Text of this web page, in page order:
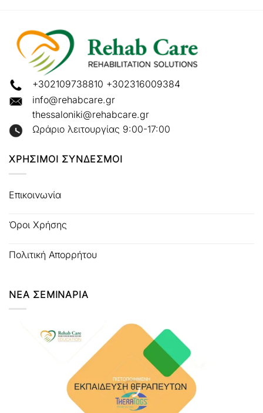
+302109738810 +302316009384
info@rehabcare.gr
thessaloniki@rehabcare.gr
Ωράριο λειτουργίας 9:00-17:00
ΧΡΗΣΙΜΟΙ ΣΥΝΔΕΣΜΟΙ
Επικοινωνία
Όροι Χρήσης
Πολιτική Απορρήτου
ΝΕΑ ΣΕΜΙΝΑΡΙΑ